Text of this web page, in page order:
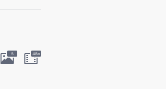
5 48м